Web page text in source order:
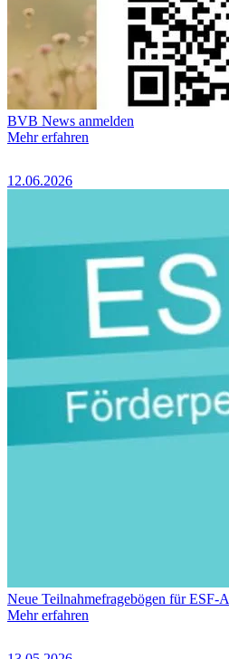
BVB News anmelden
Mehr erfahren
12.06.2026
Neue Teilnahmefragebögen für ESF-
Mehr erfahren